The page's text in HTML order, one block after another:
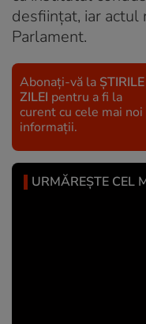
desființat, iar actul
Parlament.
Abonați-vă la ȘTIRILE
ZILEI pentru a fi la
curent cu cele mai noi
informații.
URMĂREȘTE CEL